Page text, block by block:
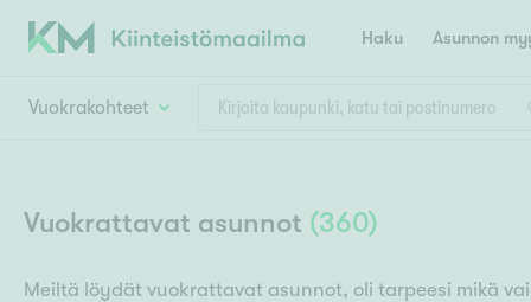
Haku Asunnon
E
Espoo
Vuokrakohteet
Vuokrattavat asunnot (360)
Meiltä löydät vuokrattavat asunnot, oli tarpeesi mikä